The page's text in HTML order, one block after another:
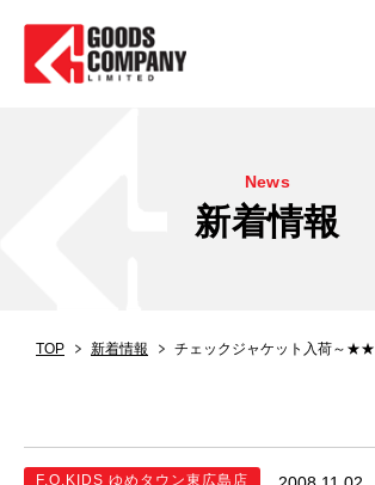
News
新着情報
TOP 新着情報 チェックジャケット入荷～★★
F.O.KIDS ゆめタウン東広島店